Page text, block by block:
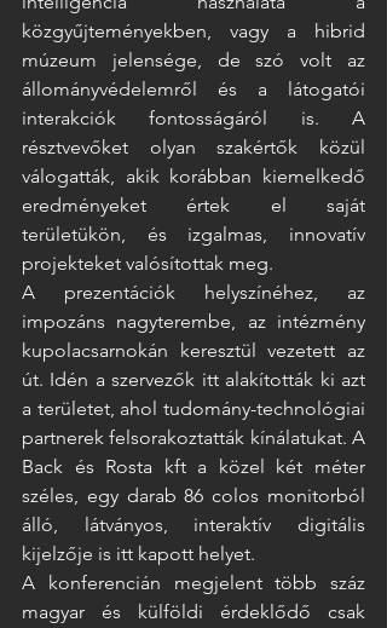
közgyűjteményekben, vagy a hibrid
múzeum jelensége, de szó volt az
állományvédelemről és a látogatói
interakciók fontosságáról is. A
résztvevőket olyan szakértők közül
válogatták, akik korábban kiemelkedő
eredményeket értek el saját
területükön, és izgalmas, innovatív
projekteket valósítottak meg.
A prezentációk helyszínéhez, az
impozáns nagyterembe, az intézmény
kupolacsarnokán keresztül vezetett az
út. Idén a szervezők itt alakították ki azt
a területet, ahol tudomány-technológiai
partnerek felsorakoztatták kínálatukat. A
Back és Rosta kft a közel két méter
széles, egy darab 86 colos monitorból
álló, látványos, interaktív digitális
kijelzője is itt kapott helyet.
A konferencián megjelent több száz
magyar és külföldi érdeklődő csak